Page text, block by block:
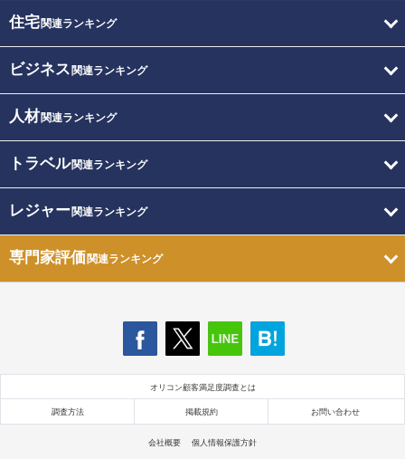
住宅関連ランキング
ビジネス 関連ランキング
人材関連ランキング
トラベル関連ランキング
レジャー関連ランキング
専門家評価関連ランキング
オリコン顧客満足度調査とは
調査方法 掲載規約 お問い合わせ
会社概要 個人情報保護方針